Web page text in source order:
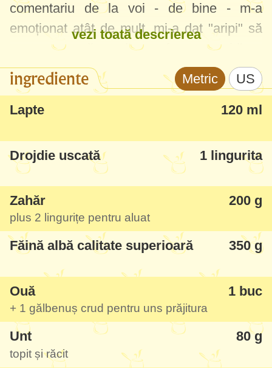
comentariu de la voi - de bine - m-a
emoționat atât de mult, mi-a dat "aripi" să
postez o nouă rețetă, una foarte reușită pe
care o pregătisem din week-end.
Eram în frământări ce să gătesc dulce,
aveam poftă dar nu știam ce vreau - și
pac... am văzut această rețetă care mi-a
picat la fix. Rezultatul a fost mult peste
așteptări, chiar să caut mult și să inventez
și să lucrez la rețetă nu aveam așa o
bunătate.
Autorul o numește baclava "bakinskaia",
dar am zis să fie prăjitură nu nuci - aduce
mult a baclava, dar nu foarte dulce, cu
aromă de unt și foarte, foarte fragedă și
pufoasă. Se face repede și ingredientele
sunt simple și la îndemână, chiar vă
vezi toată descrierea
ingrediente Metric US
Lapte 120 ml
Drojdie uscată 1 lingurita
Zahăr 200 g
plus 2 lingurițe pentru aluat
Făină albă calitate superioară 350 g
Ouă 1 buc
+ 1 gălbenuș crud pentru uns prăjitura
Unt 80 g
topit și răcit